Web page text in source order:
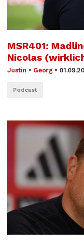
MSR401:
Nicolas
Justin • Georg •
Podcast